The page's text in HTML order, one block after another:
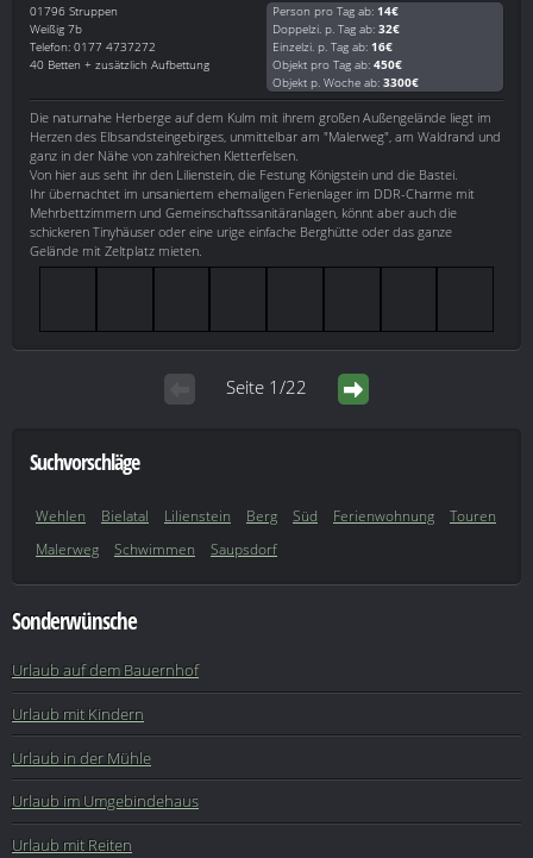
01796 Struppen
Weißig 7b
Telefon: 0177 4737272
40 Betten + zusätzlich Aufbettung
Person pro Tag ab: 14€
Doppelzi. p. Tag ab: 32€
Einzelzi. p. Tag ab: 16€
Objekt pro Tag ab: 450€
Objekt p. Woche ab: 3300€
Die naturnahe Herberge auf dem Kulm mit ihrem großen Außengelände liegt im
Herzen des Elbsandsteingebirges, unmittelbar am "Malerweg", am Waldrand und
ganz in der Nähe von zahlreichen Kletterfelsen.
Von hier aus seht ihr den Lilienstein, die Festung Königstein und die Bastei.
Ihr übernachtet im unsaniertem ehemaligen Ferienlager im DDR-Charme mit
Mehrbettzimmern und Gemeinschaftssanitäranlagen, könnt aber auch die
schickeren Tinyhäuser oder eine urige einfache Berghütte oder das ganze
Gelände mit Zeltplatz mieten.
Seite 1/22
Suchvorschläge
Wehlen Bielatal Lilienstein Berg Süd Ferienwohnung
Touren
Malerweg
Schwimmen Saupsdorf
Sonderwünsche
Urlaub auf dem Bauernhof
Urlaub mit Kindern
Urlaub in der Mühle
Urlaub im Umgebindehaus
Urlaub mit Reiten